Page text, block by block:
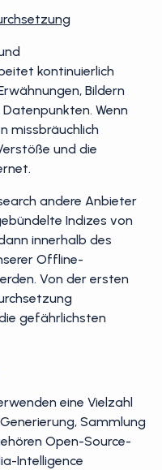
kontinuierlich
Bildern
Wenn
missbräuchlich
und die
andere Anbieter
Indizes von
innerhalb des
Offline-
Von der ersten
gefährlichsten
eine Vielzahl
Sammlung
Open-Source-
Intelligence